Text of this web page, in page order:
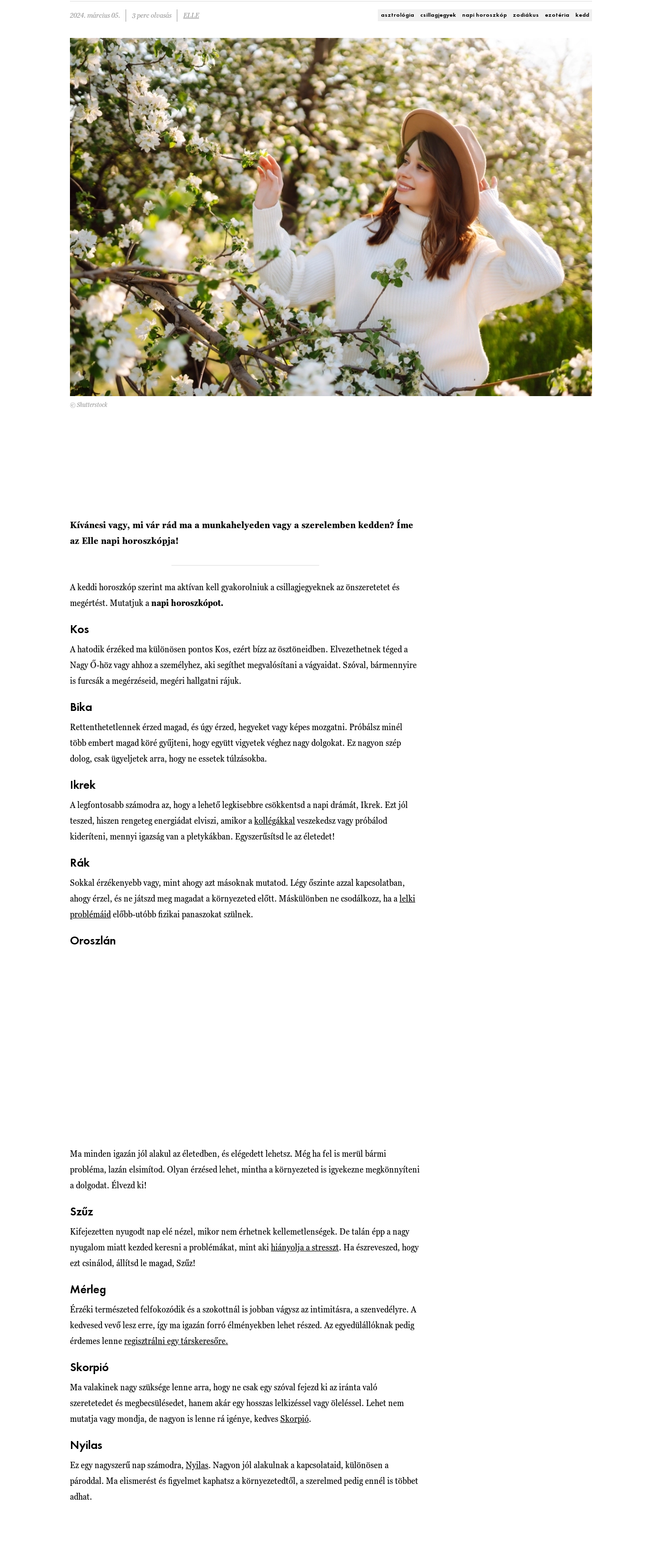
2024. március 05. 3 perc olvasás ELLE asztrológia csillagjegyek napi horoszkóp zodiákus ezotéria kedd
© Shutterstock
Kíváncsi vagy, mi vár rád ma a munkahelyeden vagy a szerelemben kedden? Íme
az Elle napi horoszkópja!
A keddi horoszkóp szerint ma aktívan kell gyakorolniuk a csillagjegyeknek az önszeretetet és
megértést. Mutatjuk a napi horoszkópot.
Kos
A hatodik érzéked ma különösen pontos Kos, ezért bízz az ösztöneidben. Elvezethetnek téged a
Nagy Ő-höz vagy ahhoz a személyhez, aki segíthet megvalósítani a vágyaidat. Szóval, bármennyire
is furcsák a megérzéseid, megéri hallgatni rájuk.
Bika
Rettenthetetlennek érzed magad, és úgy érzed, hegyeket vagy képes mozgatni. Próbálsz minél
több embert magad köré gyűjteni, hogy együtt vigyetek véghez nagy dolgokat. Ez nagyon szép
dolog, csak ügyeljetek arra, hogy ne essetek túlzásokba.
Ikrek
A legfontosabb számodra az, hogy a lehető legkisebbre csökkentsd a napi drámát, Ikrek. Ezt jól
teszed, hiszen rengeteg energiádat elviszi, amikor a kollégákkal veszekedsz vagy próbálod
kideríteni, mennyi igazság van a pletykákban. Egyszerűsítsd le az életedet!
Rák
Sokkal érzékenyebb vagy, mint ahogy azt másoknak mutatod. Légy őszinte azzal kapcsolatban,
ahogy érzel, és ne játszd meg magadat a környezeted előtt. Máskülönben ne csodálkozz, ha a lelki
problémáid előbb-utóbb fizikai panaszokat szülnek.
Oroszlán
Ma minden igazán jól alakul az életedben, és elégedett lehetsz. Még ha fel is merül bármi
probléma, lazán elsimítod. Olyan érzésed lehet, mintha a környezeted is igyekezne megkönnyíteni
a dolgodat. Élvezd ki!
Szűz
Kifejezetten nyugodt nap elé nézel, mikor nem érhetnek kellemetlenségek. De talán épp a nagy
nyugalom miatt kezded keresni a problémákat, mint aki hiányolja a stresszt. Ha észreveszed, hogy
ezt csinálod, állítsd le magad, Szűz!
Mérleg
Érzéki természeted felfokozódik és a szokottnál is jobban vágysz az intimitásra, a szenvedélyre. A
kedvesed vevő lesz erre, így ma igazán forró élményekben lehet részed. Az egyedülállóknak pedig
érdemes lenneregisztrálni egy társkeresőre.
Skorpió
Ma valakinek nagy szüksége lenne arra, hogy ne csak egy szóval fejezd ki az iránta való
szeretetedet és megbecsülésedet, hanem akár egy hosszas lelkizéssel vagy öleléssel. Lehet nem
mutatja vagy mondja, de nagyon is lenne rá igénye, kedvesSkorpió.
Nyilas
Ez egy nagyszerű nap számodra, Nyilas. Nagyon jól alakulnak a kapcsolataid, különösen a
pároddal. Ma elismerést és figyelmet kaphatsz a környezetedtől, a szerelmed pedig ennél is többet
adhat.